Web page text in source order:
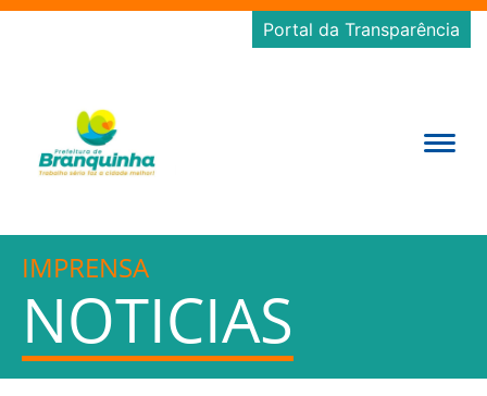
Portal da Transparência
IMPRENSA
NOTICIAS